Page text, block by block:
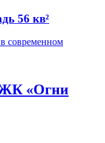
56 кв²
современном
ЖК «Огни